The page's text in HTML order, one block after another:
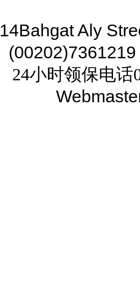
14Bahgat Aly
(00202)7361219
24小时领保电话